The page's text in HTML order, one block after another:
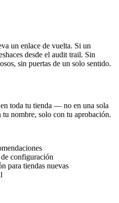
un enlace de vuelta. Si un
desde el audit trail. Sin
sin puertas de un solo sentido.
toda tu tienda — no en una sola
nombre, solo con tu aprobación.
configuración
para tiendas nuevas